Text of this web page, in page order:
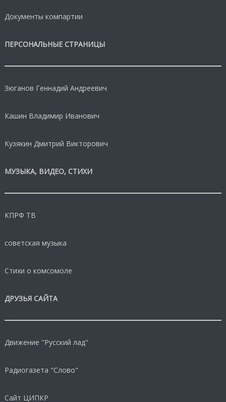
Документы компартии
ПЕРСОНАЛЬНЫЕ СТРАНИЦЫ
Зюганов Геннадий Андреевич
Кашин Владимир Иванович
Кузякин Дмитрий Викторович
МУЗЫКА, ВИДЕО, СТИХИ
КПРФ ТВ
советская музыка
Стихи о комсомоле
ДРУЗЬЯ САЙТА
Движение "Русский лад"
Радиогазета "Слово"
Сайт ЦИПКР